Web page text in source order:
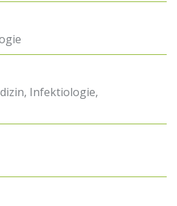
Infektiologie,